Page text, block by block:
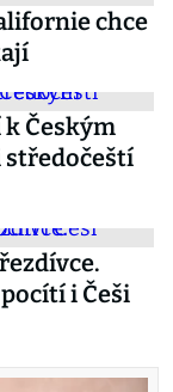
chce
Českým
středočeští
i Češi